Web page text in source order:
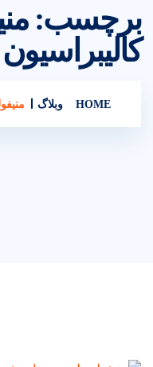
برچسب:
کالیبراسیون
HOME وبلاگ